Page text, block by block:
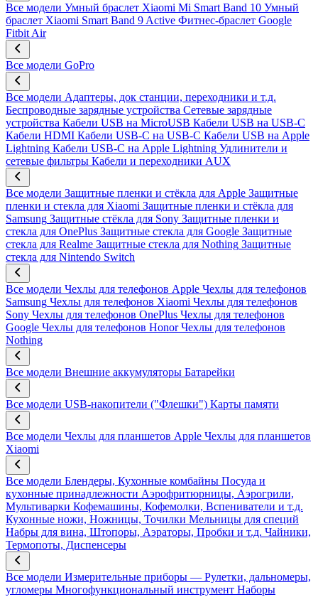
Все модели Умный браслет Xiaomi Mi Smart Band 10 Умный
браслет Xiaomi Smart Band 9 Active Фитнес-браслет Google
Fitbit Air
Все модели GoPro
Все модели Адаптеры, док станции, переходники и т.д.
Беспроводные зарядные устройства Сетевые зарядные
устройства Кабели USB на MicroUSB Кабели USB на USB-C
Кабели HDMI Кабели USB-C на USB-C Кабели USB на Apple
Lightning Кабели USB-C на Apple Lightning Удлинители и
сетевые фильтры Кабели и переходники AUX
Все модели Защитные пленки и стёкла для Apple Защитные
пленки и стекла для Xiaomi Защитные пленки и стёкла для
Samsung Защитные стёкла для Sony Защитные пленки и
стекла для OnePlus Защитные стекла для Google Защитные
стекла для Realme Защитные стекла для Nothing Защитные
стекла для Nintendo Switch
Все модели Чехлы для телефонов Apple Чехлы для телефонов
Samsung Чехлы для телефонов Xiaomi Чехлы для телефонов
Sony Чехлы для телефонов OnePlus Чехлы для телефонов
Google Чехлы для телефонов Honor Чехлы для телефонов
Nothing
Все модели Внешние аккумуляторы Батарейки
Все модели USB-накопители ("Флешки") Карты памяти
Все модели Чехлы для планшетов Apple Чехлы для планшетов
Xiaomi
Все модели Блендеры, Кухонные комбайны Посуда и
кухонные принадлежности Аэрофритюрницы, Аэрогрили,
Мультиварки Кофемашины, Кофемолки, Вспениватели и т.д.
Кухонные ножи, Ножницы, Точилки Мельницы для специй
Набры для вина, Штопоры, Аэраторы, Пробки и т.д. Чайники,
Термопоты, Диспенсеры
Все модели Измерительные приборы — Рулетки, дальномеры,
угломеры Многофункциональный инструмент Наборы